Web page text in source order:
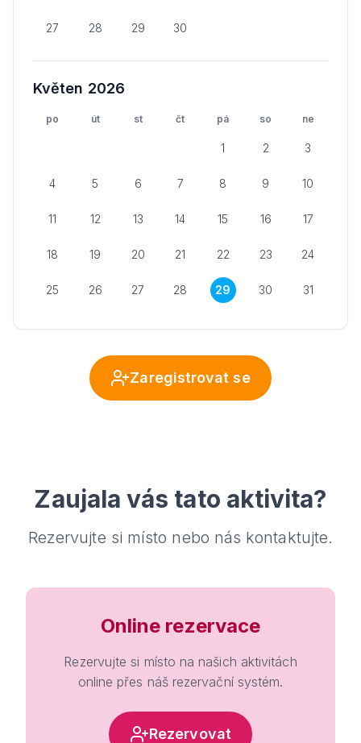
27 28 29 30
Květen 2026
po út st čt pá so ne
1 2 3
4 5 6 7 8 9 10
11 12 13 14 15 16 17
18 19 20 21 22 23 24
25 26 27 28 29 30 31
Zaregistrovat se
Zaujala vás tato aktivita?
Rezervujte si místo nebo nás kontaktujte.
Online rezervace
Rezervujte si místo na našich aktivitách
online přes náš rezervační systém.
Rezervovat